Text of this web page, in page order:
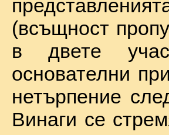
(всъщност
в двете
основателни
нетърпение
Винаги се